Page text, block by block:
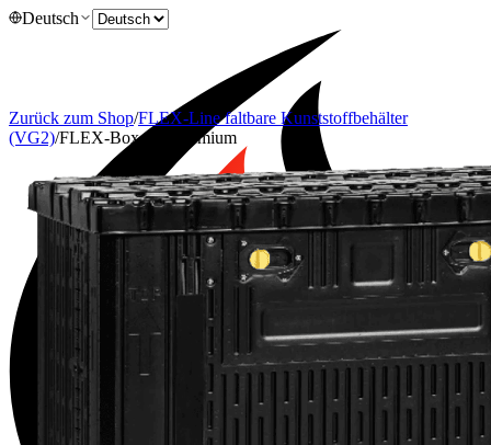
Deutsch
Zurück zum Shop/FLEX-Line faltbare Kunststoffbehälter
(VG2)/FLEX-Box 625 Premium